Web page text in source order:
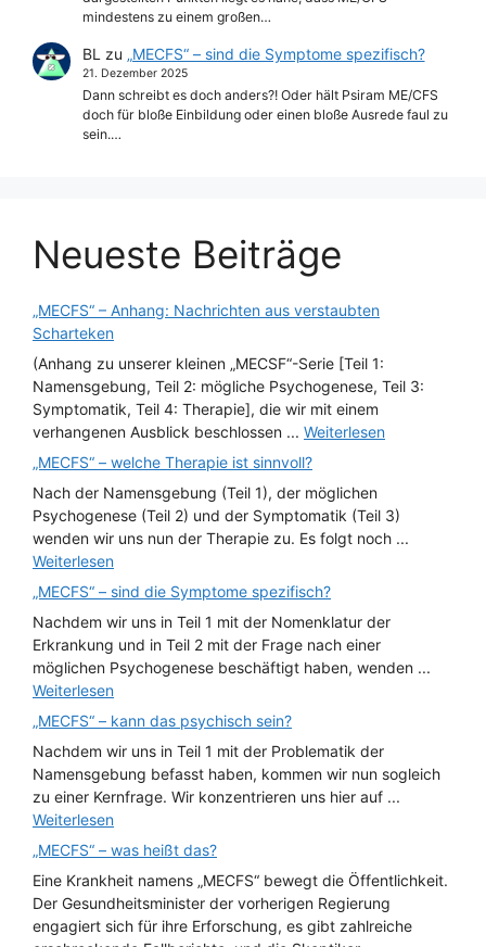
mindestens zu einem großen…
BL zu „MECFS“ – sind die Symptome spezifisch?
21. Dezember 2025
Dann schreibt es doch anders?! Oder hält Psiram ME/CFS
doch für bloße Einbildung oder einen bloße Ausrede faul zu
sein.…
Neueste Beiträge
„MECFS“ – Anhang: Nachrichten aus verstaubten
Scharteken
(Anhang zu unserer kleinen „MECSF“-Serie [Teil 1:
Namensgebung, Teil 2: mögliche Psychogenese, Teil 3:
Symptomatik, Teil 4: Therapie], die wir mit einem
verhangenen Ausblick beschlossen ... Weiterlesen
„MECFS“ – welche Therapie ist sinnvoll?
Nach der Namensgebung (Teil 1), der möglichen
Psychogenese (Teil 2) und der Symptomatik (Teil 3)
wenden wir uns nun der Therapie zu. Es folgt noch ...
Weiterlesen
„MECFS“ – sind die Symptome spezifisch?
Nachdem wir uns in Teil 1 mit der Nomenklatur der
Erkrankung und in Teil 2 mit der Frage nach einer
möglichen Psychogenese beschäftigt haben, wenden ...
Weiterlesen
„MECFS“ – kann das psychisch sein?
Nachdem wir uns in Teil 1 mit der Problematik der
Namensgebung befasst haben, kommen wir nun sogleich
zu einer Kernfrage. Wir konzentrieren uns hier auf ...
Weiterlesen
„MECFS“ – was heißt das?
Eine Krankheit namens „MECFS“ bewegt die Öffentlichkeit.
Der Gesundheitsminister der vorherigen Regierung
engagiert sich für ihre Erforschung, es gibt zahlreiche